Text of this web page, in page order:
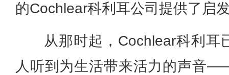
的Cochlear科利耳公司提供了启
从那时起，Cochlear科利耳
人听到为生活带来活力的声音